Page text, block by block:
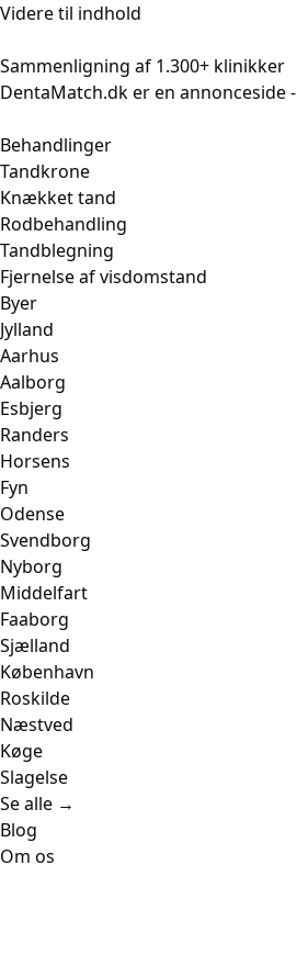
Videre til indhold
Sammenligning af 1.300+ klinikker
DentaMatch.dk er en annonceside -
Behandlinger
Tandkrone
Knækket tand
Rodbehandling
Tandblegning
Fjernelse af visdomstand
Byer
Jylland
Aarhus
Aalborg
Esbjerg
Randers
Horsens
Fyn
Odense
Svendborg
Nyborg
Middelfart
Faaborg
Sjælland
København
Roskilde
Næstved
Køge
Slagelse
Se alle →
Blog
Om os